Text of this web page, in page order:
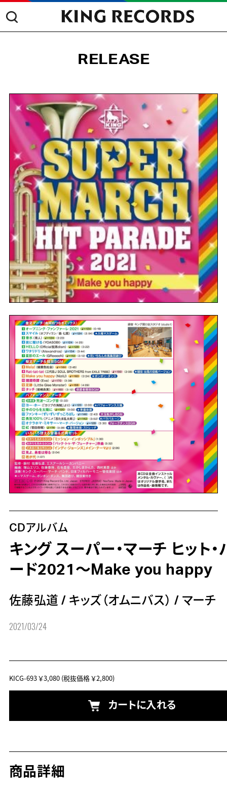
RELEASE
CDアルバム
キング スーパー・マーチ ヒット・
ード2021～Make you happy
佐藤弘道 / キッズ（オムニバス） / マーチ
2021/03/24
KICG-693￥3,080(税抜価格 ￥2,800)
カートに入れる
商品詳細